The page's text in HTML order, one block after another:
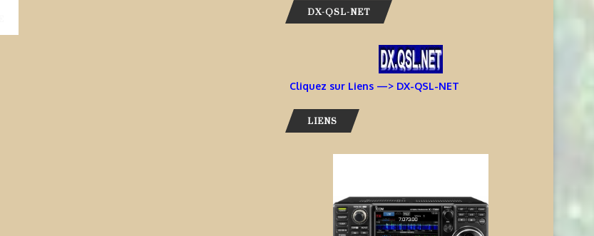
DX-QSL-NET
Cliquez sur Liens —> DX-QSL-NET
LIENS